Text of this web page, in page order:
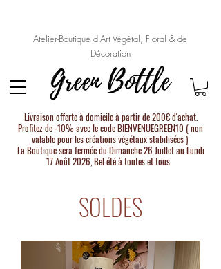
Atelier-Boutique d'Art Végétal, Floral & de
Décoration
Livraison offerte à domicile à partir de 200€ d'achat.
Profitez de -10% avec le code BIENVENUEGREEN10 ( non
valable pour les créations végétaux stabilisées )
La Boutique sera fermée du Dimanche 26 Juillet au Lundi
17 Août 2026, Bel été à toutes et tous.
SOLDES